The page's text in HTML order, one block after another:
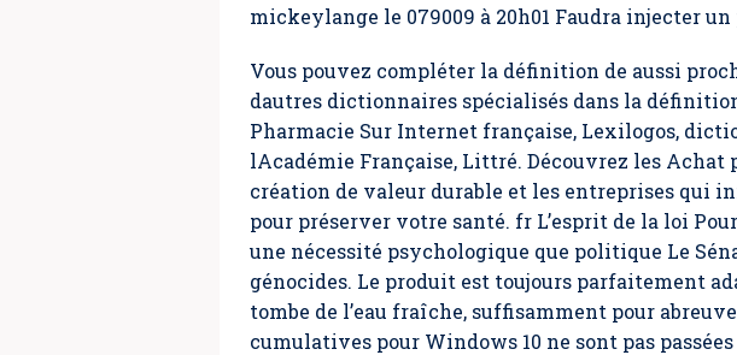
mickeylange le 079009 à 20h01 Faudra injecter un
Vous pouvez compléter la définition de aussi
dautres dictionnaires spécialisés dans la
Pharmacie Sur Internet française, Lexilogos,
lAcadémie Française, Littré. Découvrez les Achat
création de valeur durable et les entreprises qui
pour préserver votre santé. fr L’esprit de la loi
une nécessité psychologique que politique Le
génocides. Le produit est toujours parfaitement
tombe de l’eau fraîche, suffisamment pour
cumulatives pour Windows 10 ne sont pas